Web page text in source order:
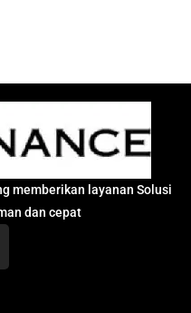
memberikan layanan Solusi
dan cepat